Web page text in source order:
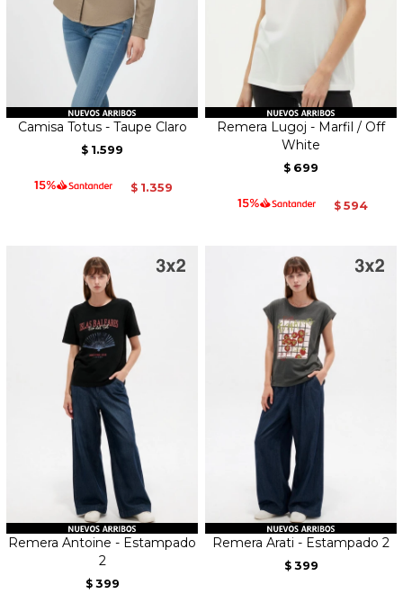
Camisa Totus - Taupe Claro
$ 1.599
$ 1.359
Remera Lugoj - Marfil / Off
White
$ 699
$ 594
Remera Antoine - Estampado
2
$ 399
Remera Arati - Estampado 2
$ 399